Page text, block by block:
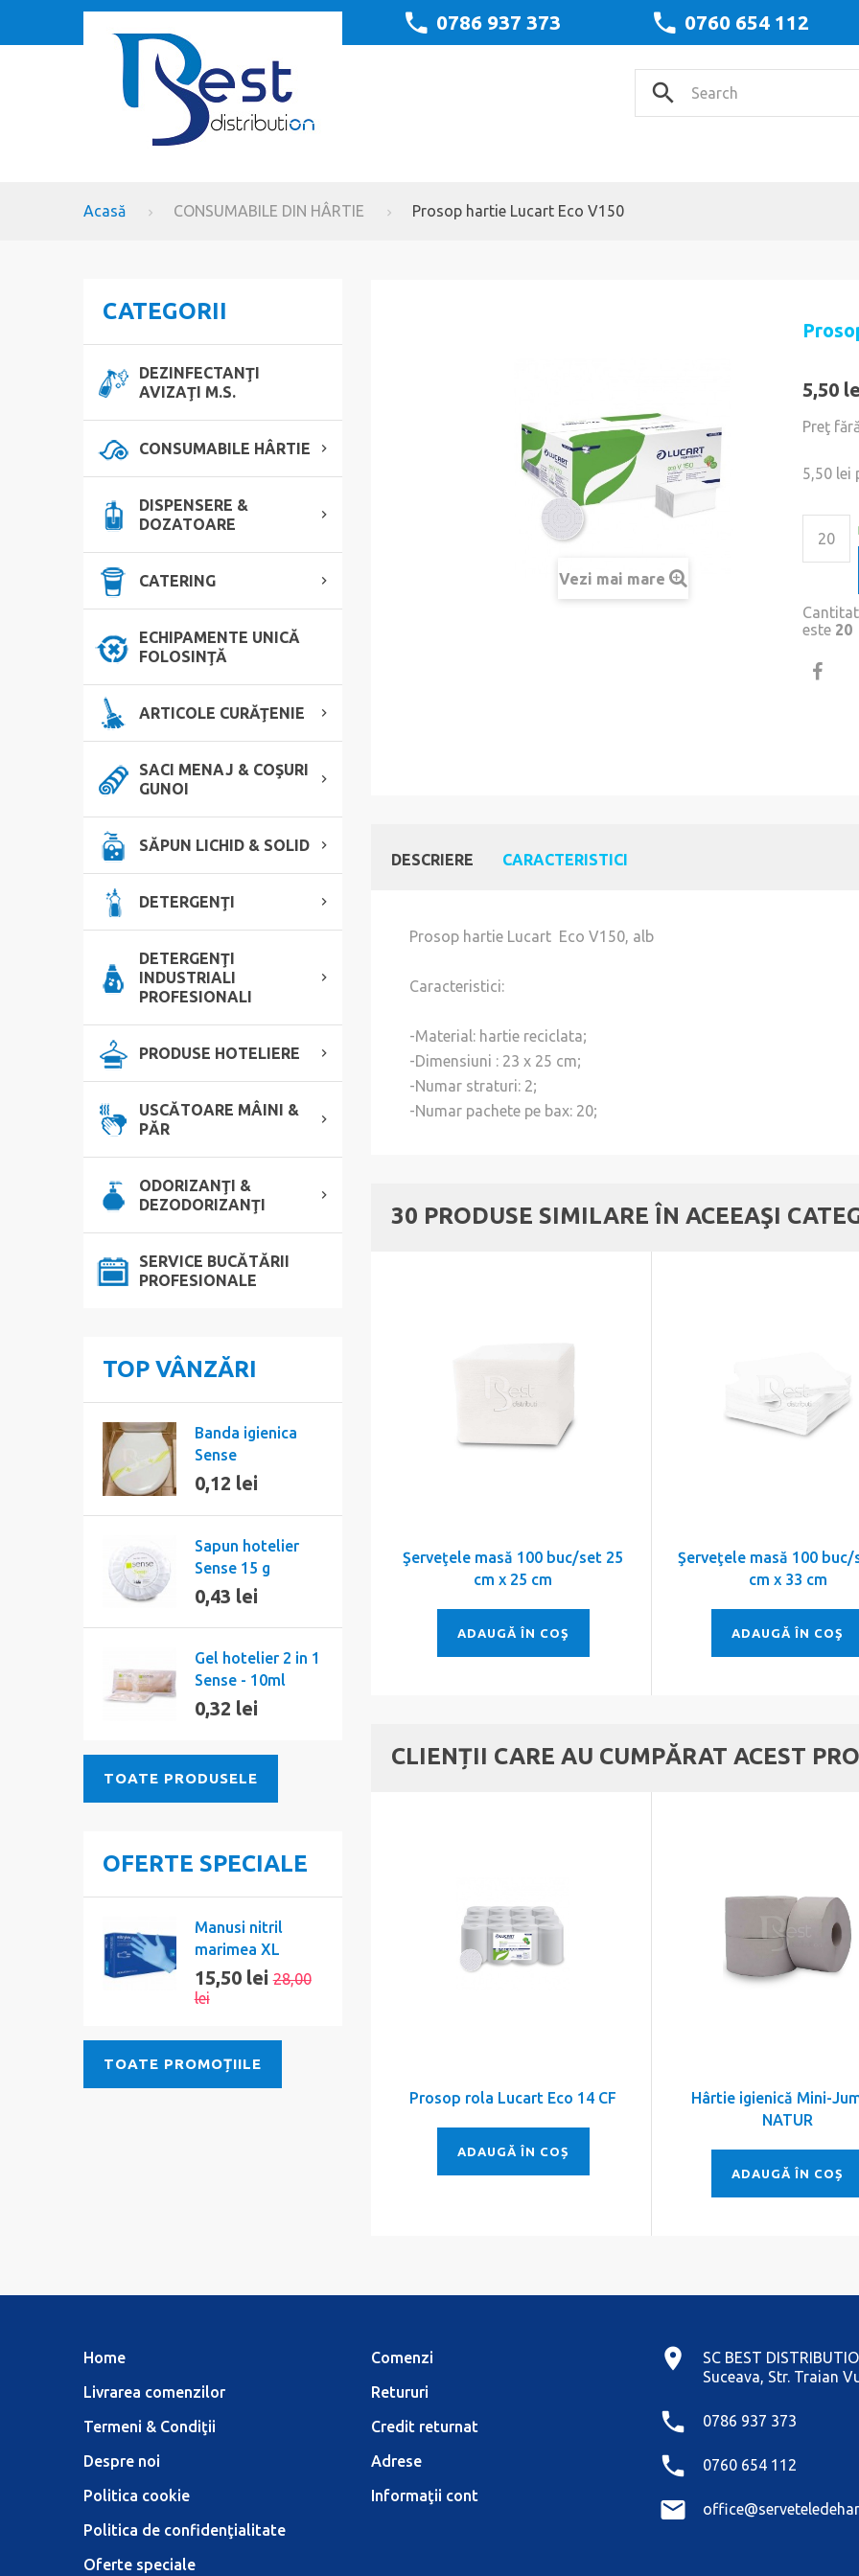
0760 654 112
0786 937 373
Acasă CONSUMABILE DIN HÂRTIE Prosop hartie Lucart Eco V150
Vezi mai mare
5,50
Preţ
5,50 lei
este 20
DESCRIERE CARACTERISTICI
Prosop hartie Lucart Eco V150, alb
Caracteristici:
-Material: hartie reciclata;
-Dimensiuni : 23 x 25 cm;
-Numar straturi: 2;
-Numar pachete pe bax: 20;
30 PRODUSE SIMILARE ÎN ACEEAŞI
Şerveţele masă 100 buc/set 25
cm x 25 cm
ADAUGĂ ÎN COŞ
Şerveţele masă 100 buc/
cm x 33 cm
ADAUGĂ ÎN COŞ
CLIENȚII CARE AU CUMPĂRAT ACEST
Prosop rola Lucart Eco 14 CF
ADAUGĂ ÎN COȘ
Hârtie igienică Mini-
NATUR
ADAUGĂ ÎN COȘ
CATEGORII
DEZINFECTANŢI
AVIZAŢI M.S.
CONSUMABILE HÂRTIE
DISPENSERE &
DOZATOARE
CATERING
ECHIPAMENTE UNICĂ
FOLOSINŢĂ
ARTICOLE CURĂŢENIE
SACI MENAJ & COŞURI
GUNOI
SĂPUN LICHID & SOLID
DETERGENŢI
DETERGENŢI
INDUSTRIALI
PROFESIONALI
PRODUSE HOTELIERE
USCĂTOARE MÂINI &
PĂR
ODORIZANŢI &
DEZODORIZANŢI
SERVICE BUCĂTĂRII
PROFESIONALE
TOP VÂNZĂRI
Banda igienica
Sense
0,12 lei
Sapun hotelier
Sense 15 g
0,43 lei
Gel hotelier 2 in 1
Sense - 10ml
0,32 lei
TOATE PRODUSELE
OFERTE SPECIALE
Manusi nitril
marimea XL
15,50 lei28,00
lei
TOATE PROMOȚIILE
Home
Livrarea comenzilor
Termeni & Condiţii
Despre noi
Politica cookie
Politica de confidenţialitate
Oferte speciale
Comenzi
Retururi
Credit returnat
Adrese
Informaţii cont
SC BEST
Suceava, Str. Traian
0786 937 373
0760 654 112